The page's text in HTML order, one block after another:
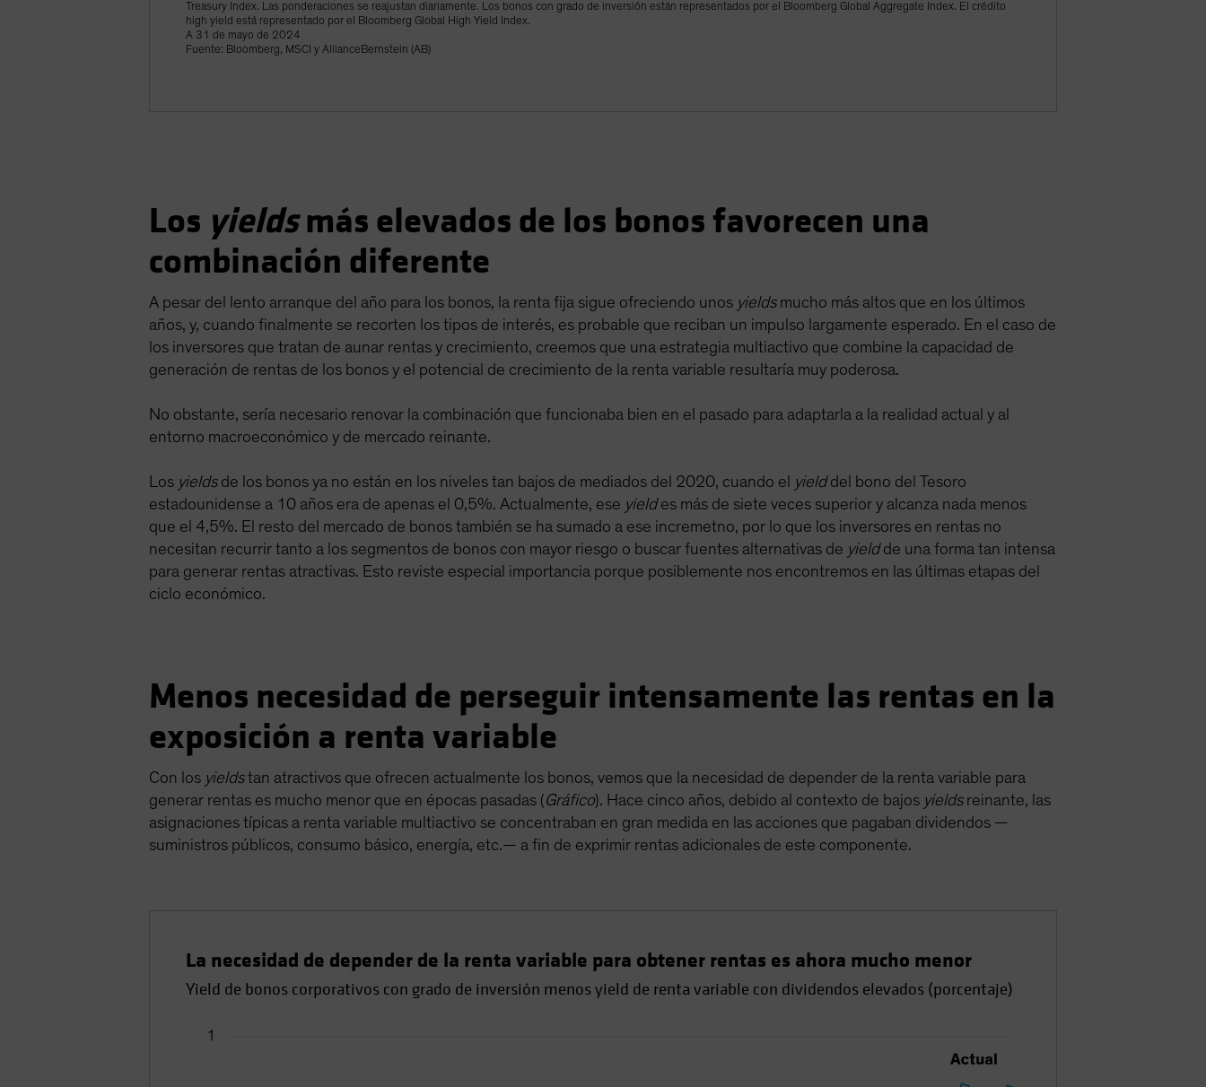
Treasury Index. Las ponderaciones se reajustan diariamente. Los bonos con grado de inversión están representados por el Bloomberg Global Aggregate Index. El crédito
high yield está representado por el Bloomberg Global High Yield Index.
A 31 de mayo de 2024
Fuente: Bloomberg, MSCI y AllianceBernstein (AB)
Los yieldsmás elevados de los bonos favorecen una
combinación diferente
A pesar del lento arranque del año para los bonos, la renta fija sigue ofreciendo unos yieldsmucho más altos que en los últimos
años, y, cuando finalmente se recorten los tipos de interés, es probable que reciban un impulso largamente esperado. En el caso de
los inversores que tratan de aunar rentas y crecimiento, creemos que una estrategia multiactivo que combine la capacidad de
generación de rentas de los bonos y el potencial de crecimiento de la renta variable resultaría muy poderosa.
No obstante, sería necesario renovar la combinación que funcionaba bien en el pasado para adaptarla a la realidad actual y al
entorno macroeconómico y de mercado reinante.
Los yieldsde los bonos ya no están en los niveles tan bajos de mediados del 2020, cuando el yielddel bono del Tesoro
estadounidense a 10 años era de apenas el 0,5%. Actualmente, ese yieldes más de siete veces superior y alcanza nada menos
que el 4,5%. El resto del mercado de bonos también se ha sumado a ese incremetno, por lo que los inversores en rentas no
necesitan recurrir tanto a los segmentos de bonos con mayor riesgo o buscar fuentes alternativas de yieldde una forma tan intensa
para generar rentas atractivas. Esto reviste especial importancia porque posiblemente nos encontremos en las últimas etapas del
ciclo económico.
Menos necesidad de perseguir intensamente las rentas en la
exposición a renta variable
Con los yieldstan atractivos que ofrecen actualmente los bonos, vemos que la necesidad de depender de la renta variable para
generar rentas es mucho menor que en épocas pasadas (Gráfico). Hace cinco años, debido al contexto de bajos yieldsreinante, las
asignaciones típicas a renta variable multiactivo se concentraban en gran medida en las acciones que pagaban dividendos —
suministros públicos, consumo básico, energía, etc.— a fin de exprimir rentas adicionales de este componente.
La necesidad de depender de la renta variable para obtener rentas es ahora mucho menor
Yield de bonos corporativos con grado de inversión menos yield de renta variable con dividendos elevados (porcentaje)